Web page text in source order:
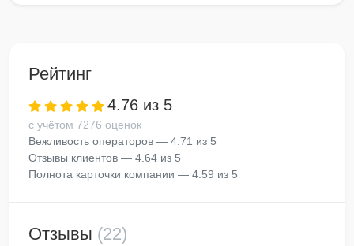
Рейтинг
4.76 из 5
с учётом 7276 оценок
Вежливость операторов — 4.71 из 5
Отзывы клиентов — 4.64 из 5
Полнота карточки компании — 4.59 из 5
Отзывы (22)